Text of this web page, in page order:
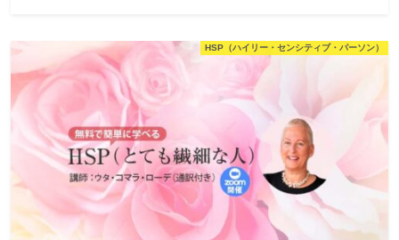
HSP（ハイリー・センシティブ・パーソン）